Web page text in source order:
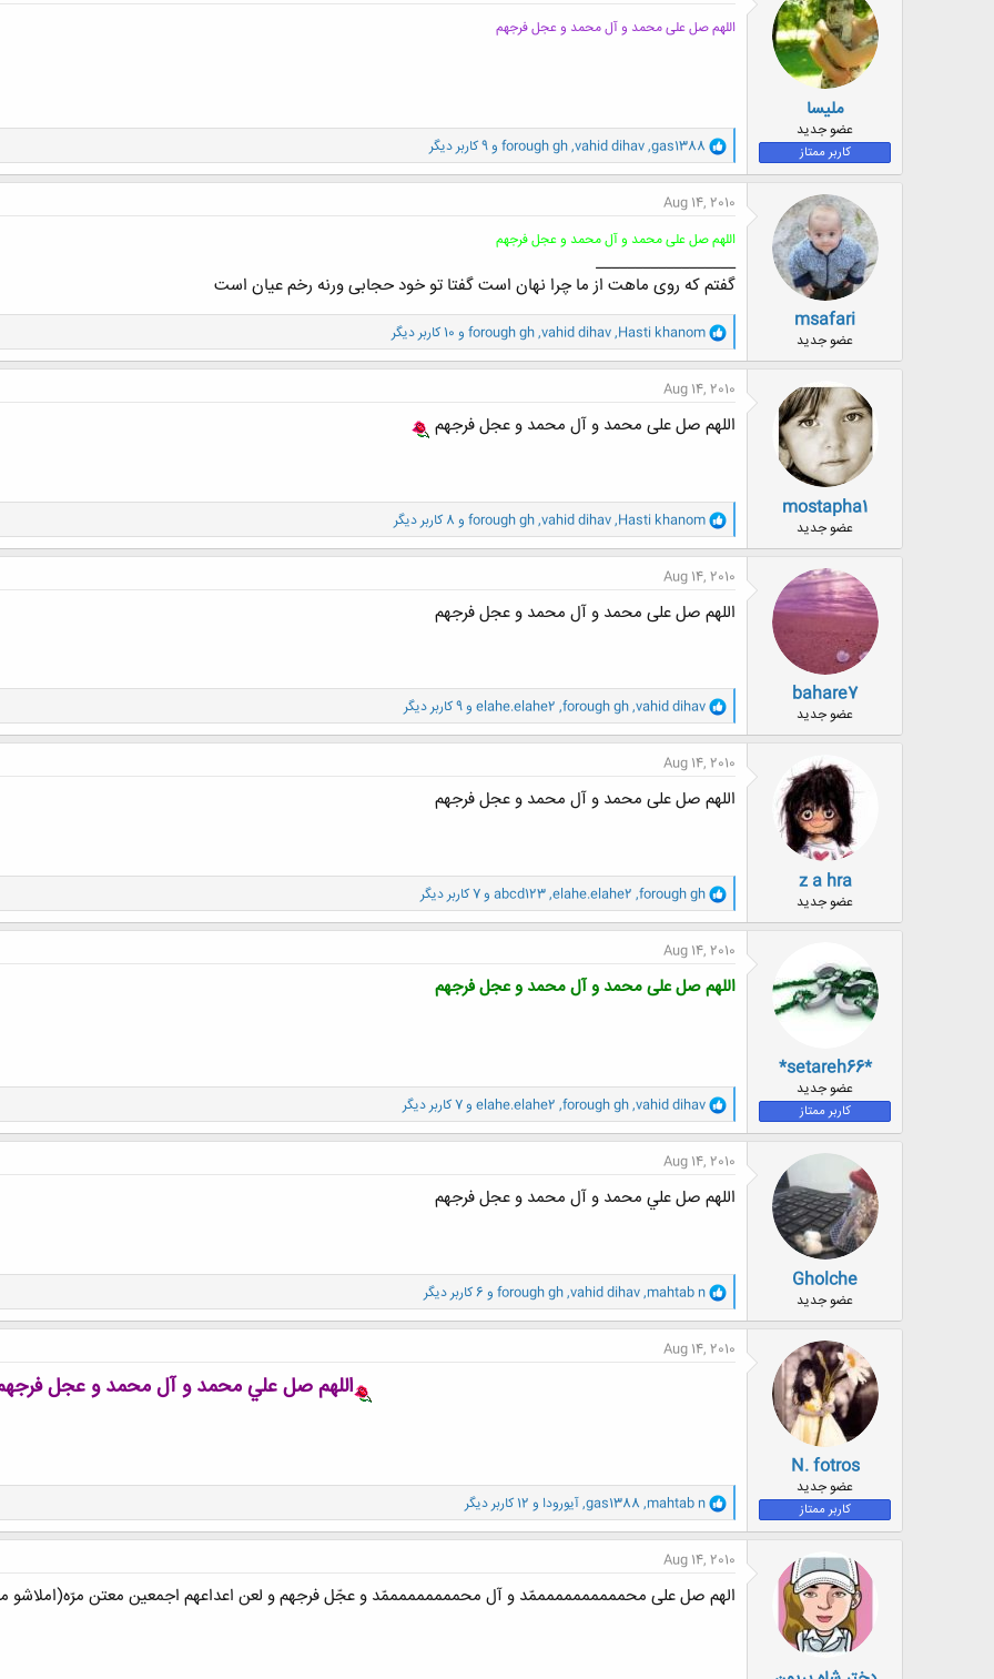
ه
ا
ملیسا
عضو جدید
کاربر ممتاز
اللهم صل علی محمد و آل محمد و عجل فرجهم
و
ا
ک
ن
ش
ا
:
gas1388
,
vahid dihav
,
forough gh و 9 کاربر دیگر
msafari
عضو جدید
Aug 14, 2010
اللهم صل علی محمد و آل محمد و عجل فرجهم
__________________
گفتم که روی ماهت از ما چرا نهان است گفتا تو خود حجابی ورنه رخم عیان است
و
ا
ک
ن
ش
ه
ا
Hasti khanom
,
vahid dihav
,
forough gh و 10 کاربر دیگر
mostapha1
عضو جدید
Aug 14, 2010
اللهم صل علی محمد و آل محمد و عجل فرجهم
و
ا
ک
ن
ش
ه
ا
Hasti khanom
,
vahid dihav
,
forough gh و 8 کاربر دیگر
bahare7
عضو جدید
Aug 14, 2010
اللهم صل علی محمد و آل محمد و عجل فرجهم
و
ا
ک
ن
ش
ه
ا
vahid dihav
,
forough gh
,
elahe.elahe2 و 9 کاربر دیگر
z a hra
عضو جدید
Aug 14, 2010
اللهم صل علی محمد و آل محمد و عجل فرجهم
و
ا
ک
ن
ش
ه
ا
forough gh
,
elahe.elahe2
,
abcd123 و 7 کاربر دیگر
*setareh66*
عضو جدید
کاربر ممتاز
Aug 14, 2010
اللهم صل علی محمد و آل محمد و عجل فرجهم
و
ا
ک
ن
ش
ه
ا
vahid dihav
,
forough gh
,
elahe.elahe2 و 7 کاربر دیگر
Gholche
عضو جدید
Aug 14, 2010
اللهم صل علي محمد و آل محمد و عجل فرجهم
و
ا
ک
ن
ش
mahtab n
,
vahid dihav
,
forough gh و 6 کاربر دیگر
N. fotros
عضو جدید
کاربر ممتاز
Aug 14, 2010
اللهم صل علي محمد و آل محمد و عجل
و
ا
ک
ن
ش
ه
mahtab n
,
gas1388
,آیورودا و 12 کاربر دیگر
Aug 14, 2010
الهم صل علی محمممممممممممّد و آل محمممممممممّد و عجّل فرجهم و لعن اعداعهم اجمعین معتن مرّه(املاشو